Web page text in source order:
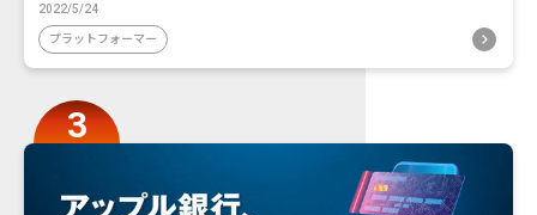
2022/5/24
プラットフォーマー